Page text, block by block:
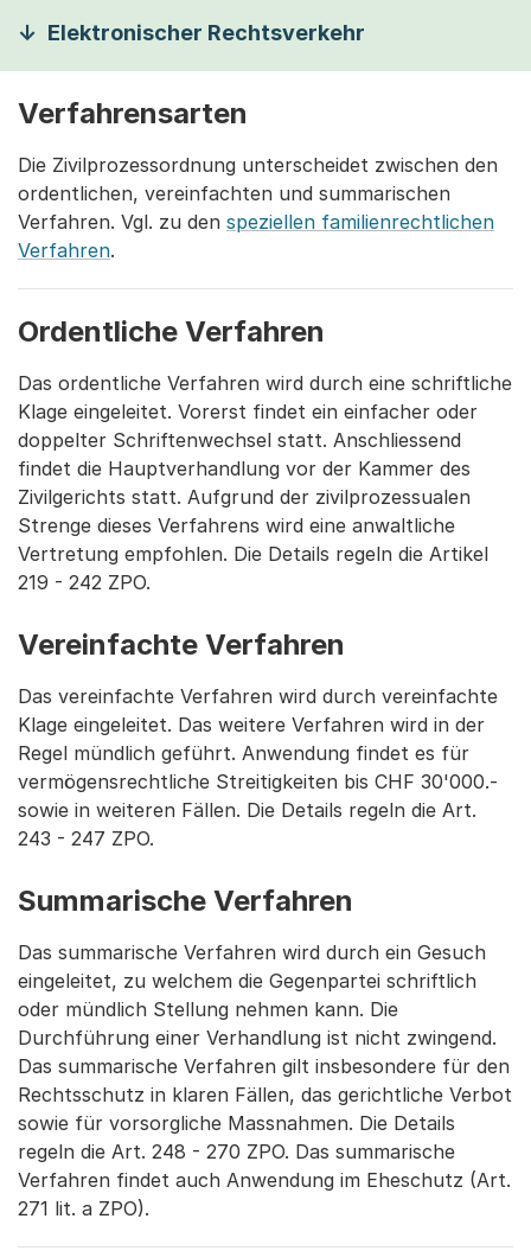
Elektronischer Rechtsverkehr
Verfahrensarten
Die Zivilprozessordnung unterscheidet zwischen den
ordentlichen, vereinfachten und summarischen
Verfahren. Vgl. zu den speziellen familienrechtlichen
Verfahren.
Ordentliche Verfahren
Das ordentliche Verfahren wird durch eine schriftliche
Klage eingeleitet. Vorerst findet ein einfacher oder
doppelter Schriftenwechsel statt. Anschliessend
findet die Hauptverhandlung vor der Kammer des
Zivilgerichts statt. Aufgrund der zivilprozessualen
Strenge dieses Verfahrens wird eine anwaltliche
Vertretung empfohlen. Die Details regeln die Artikel
219 - 242 ZPO.
Vereinfachte Verfahren
Das vereinfachte Verfahren wird durch vereinfachte
Klage eingeleitet. Das weitere Verfahren wird in der
Regel mündlich geführt. Anwendung findet es für
vermögensrechtliche Streitigkeiten bis CHF 30'000.-
sowie in weiteren Fällen. Die Details regeln die Art.
243 - 247 ZPO.
Summarische Verfahren
Das summarische Verfahren wird durch ein Gesuch
eingeleitet, zu welchem die Gegenpartei schriftlich
oder mündlich Stellung nehmen kann. Die
Durchführung einer Verhandlung ist nicht zwingend.
Das summarische Verfahren gilt insbesondere für den
Rechtsschutz in klaren Fällen, das gerichtliche Verbot
sowie für vorsorgliche Massnahmen. Die Details
regeln die Art. 248 - 270 ZPO. Das summarische
Verfahren findet auch Anwendung im Eheschutz (Art.
271 lit. a ZPO).